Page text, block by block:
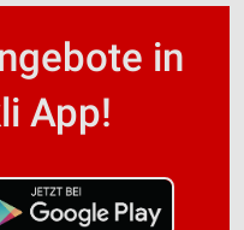
in
App!